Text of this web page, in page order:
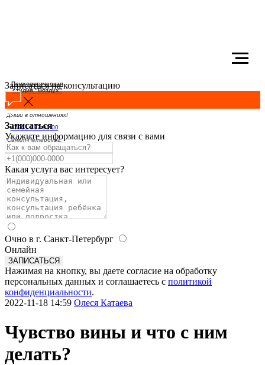
Психологическая
студия "Воздух"
Дыши в отношениях!
+7921-797-91-00
Санкт-Петербург,
Благодатная, 55
Записаться на консультацию
Записаться
Укажите информацию для связи с вами
Какая услуга вас интересует?
Очно в г. Санкт-Петербург
Онлайн
ЗАПИСАТЬСЯ
Нажимая на кнопку, вы даете согласие на обработку
персональных данных и соглашаетесь c политикой
конфиденциальности.
2022-11-18 14:59 Олеся Катаева
Чувство вины и что с ним
делать?